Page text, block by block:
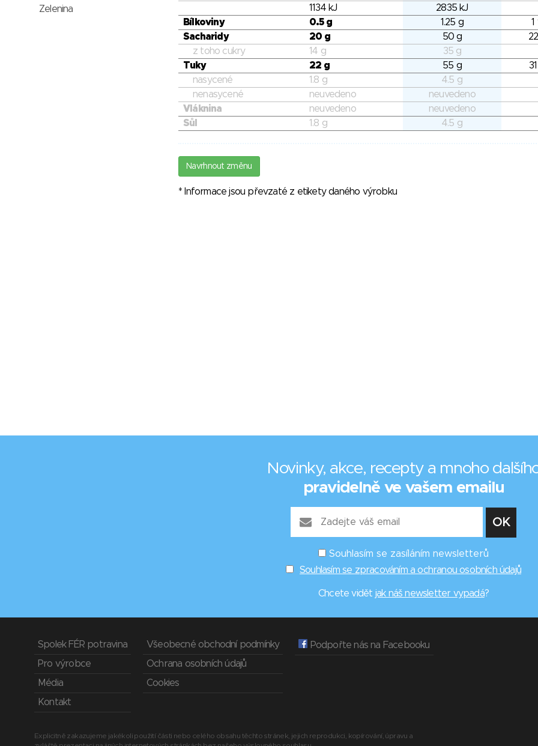
1134 kJ
2835 kJ
Bílkoviny
0.5 g 1.25 g
1
Sacharidy
20 g 50 g
z toho cukry
14 g
35 g
Tuky
22 g 55 g
nasycené
1.8 g
4.5 g
nenasycené
neuvedeno
neuvedeno
Vláknina
neuvedeno
neuvedeno
Sůl
1.8 g 4.5 g
Navrhnout změnu
* Informace jsou převzaté z etikety daného výrobku
Zelenina
Novinky, akce, recepty a mnoho
pravidelně ve vašem emailu
Souhlasím se zasíláním newsletterů
Souhlasím se zpracováním a ochranou osobních údajů
Chcete vidět jak náš newsletter vypadá?
Spolek FÉR potravina
Pro výrobce
Média
Kontakt
Všeobecné obchodní podmínky
Ochrana osobních údajů
Cookies
Podpořte nás na Facebooku
Explicitně zakazujeme jakékoli použití části nebo celého obsahu těchto stránek, jejich reprodukci, kopírování, úpravu a